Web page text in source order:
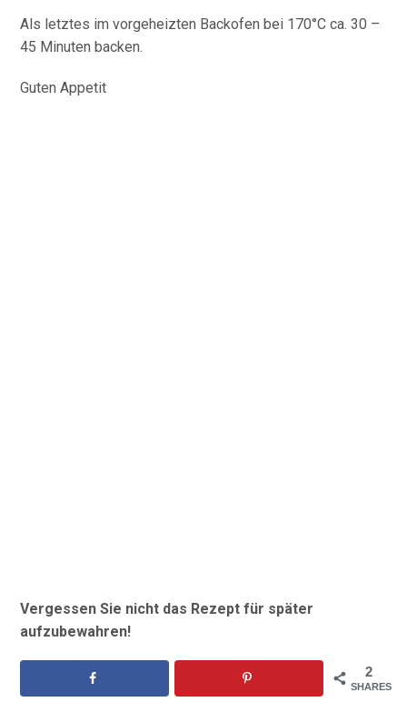
Als letztes im vorgeheizten Backofen bei 170°C ca. 30 –
45 Minuten backen.
Guten Appetit
Vergessen Sie nicht das Rezept für später
aufzubewahren!
2
SHARES